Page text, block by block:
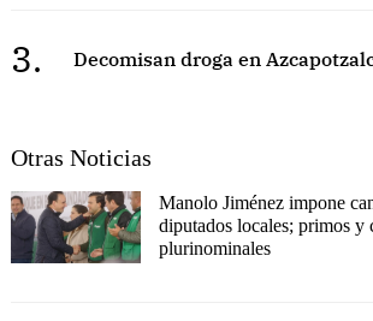
3. Decomisan droga en
Otras Noticias
Manolo Jiménez impone
diputados locales; primos y
plurinominales